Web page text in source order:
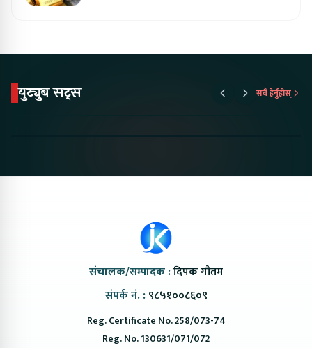
युट्युब सट्स सबै हेर्नुहोस्
संचालक/सम्पादक :दिपक गौतम
संपर्क नं. : ९८५१००८६०९
Reg. Certificate No. 258/073-74
Reg. No. 130631/071/072